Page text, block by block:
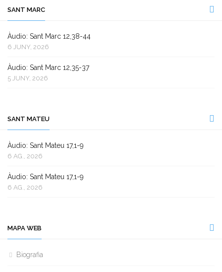
SANT MARC
Àudio: Sant Marc 12,38-44
6 JUNY, 2026
Àudio: Sant Marc 12,35-37
5 JUNY, 2026
SANT MATEU
Àudio: Sant Mateu 17,1-9
6 AG., 2026
Àudio: Sant Mateu 17,1-9
6 AG., 2026
MAPA WEB
Biografia